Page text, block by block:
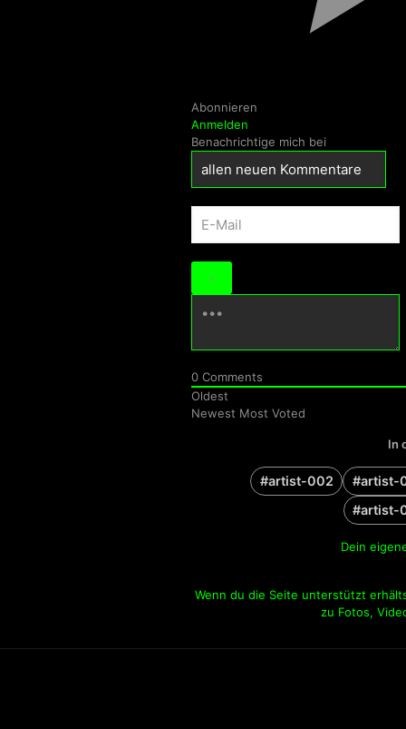
Abonnieren
Anmelden
Benachrichtige mich bei
0Comments
Oldest
Newest Most Voted
In
#artist-002
#artist-
#artist-
Dein
Wenn du die Seite unterstützt
zu Fotos,